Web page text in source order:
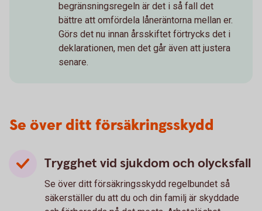
begränsningsregeln är det i så fall det
bättre att omfördela låneräntorna mellan er.
Görs det nu innan årsskiftet förtrycks det i
deklarationen, men det går även att justera
senare.
Se över ditt försäkringsskydd
Trygghet vid sjukdom och olycksfall
Se över ditt försäkringsskydd regelbundet så
säkerställer du att du och din familj är skyddade